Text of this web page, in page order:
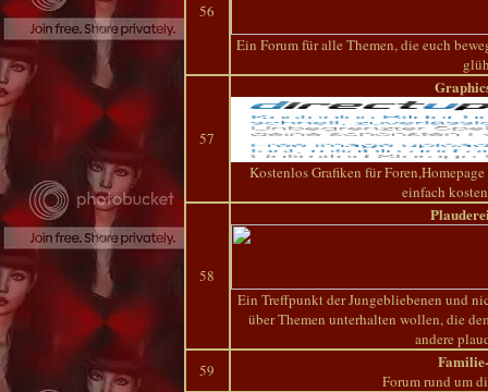
56
Ein Forum für alle Themen, die euch
57
Kostenlos Grafiken für
einfach
58
Ein Treffpunkt der Jungebliebenen und
über Themen unterhalten wollen, die
andere
59
Forum rund um